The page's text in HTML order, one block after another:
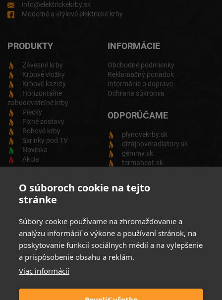
O súboroch cookie na tejto
stránke
Súbory cookie používame na zhromažďovanie a
analýzu informácií o výkone a používaní stránok, na
poskytovanie funkcií sociálnych médií a na vylepšenie
a prispôsobenie obsahu a reklám.
Viac informácií
info@elektrickekrby.sk
Moderné a štýlové elektrické krby
PRODUKTY
Závesné krby
Krbové vložky
Krbové kazety
Horizontálne
zabudovateľné krby
Piecky
Fixné zostavy
Rohové krby
Skrinky pod TV
Novinka
Akcia
INFORMÁCIE
Obchodné podmienky
Reklamačný poriadok
Informácie o doprave
Ochrana súkromia
ODPORÚČAME
plynovekrby.sk
dizajnoveradiatory.sk
gemmy.sk
termaheat.sk
ODBER NEWSLETTRA
Zadajte svoju e-mailovú adresu a budete vždy informovaný o
Elektrických produktov.
Súhlasim so spracovaním osobných údajov